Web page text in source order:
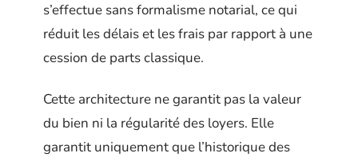
s’effectue sans formalisme notarial, ce qui
réduit les délais et les frais par rapport à une
cession de parts classique.
Cette architecture ne garantit pas la valeur
du bien ni la régularité des loyers. Elle
garantit uniquement que l’historique des